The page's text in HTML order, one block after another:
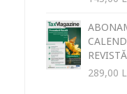
289,00